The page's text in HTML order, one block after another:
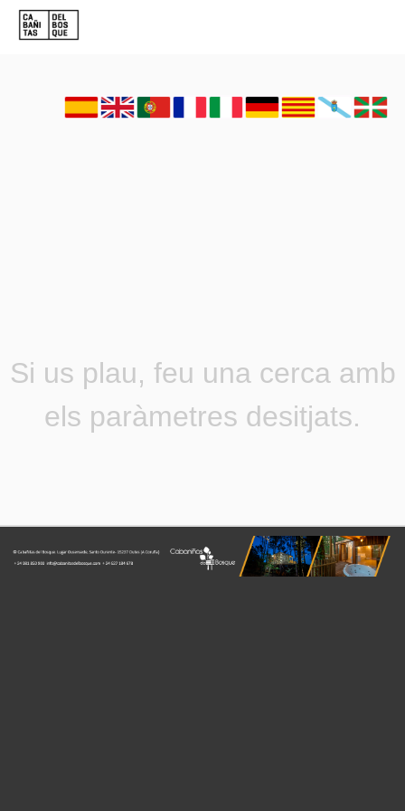
Si us plau, feu una cerca amb
els paràmetres desitjats.